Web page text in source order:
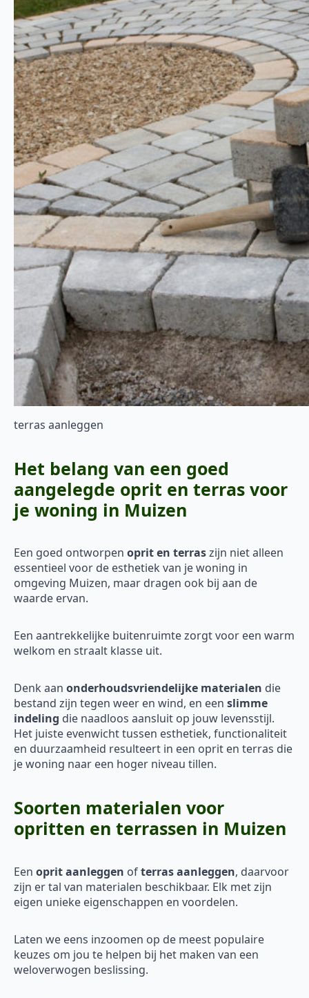
terras aanleggen
Het belang van een goed
aangelegde oprit en terras voor
je woning in Muizen
Een goed ontworpen oprit en terraszijn niet alleen
essentieel voor de esthetiek van je woning in
omgeving Muizen, maar dragen ook bij aan de
waarde ervan.
Een aantrekkelijke buitenruimte zorgt voor een warm
welkom en straalt klasse uit.
Denk aan onderhoudsvriendelijke materialen die
bestand zijn tegen weer en wind, en een slimme
indeling die naadloos aansluit op jouw levensstijl.
Het juiste evenwicht tussen esthetiek, functionaliteit
en duurzaamheid resulteert in een oprit en terras die
je woning naar een hoger niveau tillen.
Soorten materialen voor
opritten en terrassen in Muizen
Een oprit aanleggen ofterras aanleggen, daarvoor
zijn er tal van materialen beschikbaar. Elk met zijn
eigen unieke eigenschappen en voordelen.
Laten we eens inzoomen op de meest populaire
keuzes om jou te helpen bij het maken van een
weloverwogen beslissing.